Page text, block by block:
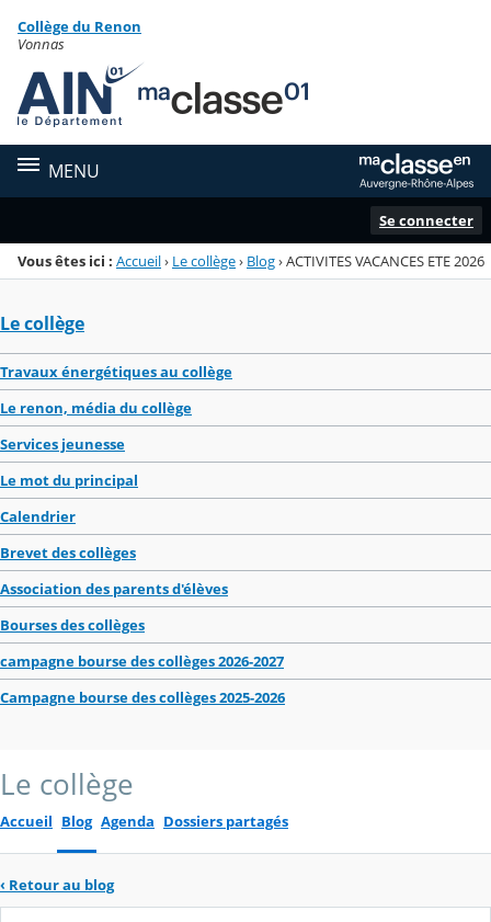
Menu de la rubrique
Contenu
Collège du Renon
Vonnas
MENU
Se connecter
Vous êtes ici : Accueil› Le collège› Blog›ACTIVITES VACANCES ETE 2026
Le collège
Travaux énergétiques au collège
Le renon, média du collège
Services jeunesse
Le mot du principal
Calendrier
Brevet des collèges
Association des parents d'élèves
Bourses des collèges
campagne bourse des collèges 2026-2027
Campagne bourse des collèges 2025-2026
Le collège
Accueil Blog Agenda Dossiers partagés
‹ Retour au blog